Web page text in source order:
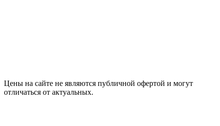
Цены на сайте не являются публичной офертой и могут
отличаться от актуальных.